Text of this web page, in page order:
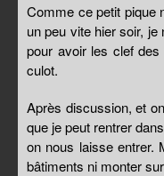
Comme ce petit pique
un peu vite hier soir, je
pour avoir les clef
culot.
Après discussion, et
que je peut rentrer
on nous laisse entrer.
bâtiments ni monter